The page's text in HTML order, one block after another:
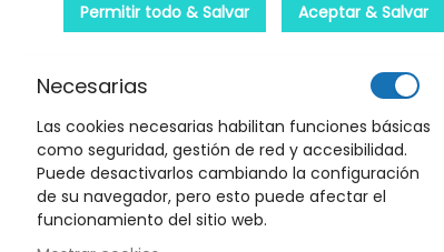
PRODUCTOS
Permitir todo & Salvar Aceptar & Salvar
Necesarias
Las cookies necesarias habilitan funciones básicas
como seguridad, gestión de red y accesibilidad.
Puede desactivarlos cambiando la configuración
de su navegador, pero esto puede afectar el
funcionamiento del sitio web.